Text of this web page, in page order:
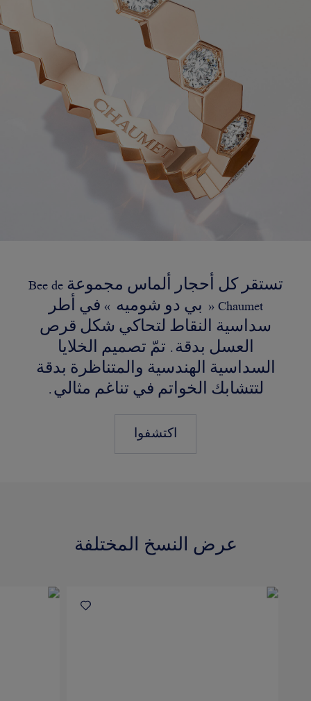
تستقر كل أحجار ألماس مجموعة Bee de
Chaumet « بي دو شوميه » في أطر
سداسية النقاط لتحاكي شكل قرص
العسل بدقة. تمّ تصميم الخلايا
السداسية الهندسية والمتناظرة بدقة
لتتشابك الخواتم في تناغم مثالي.
اكتشفوا
عرض النسخ المختلفة